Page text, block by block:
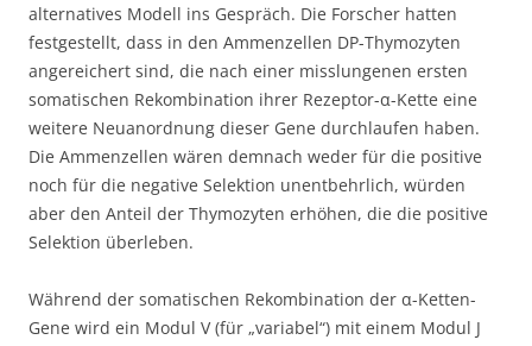
alternatives Modell ins Gespräch. Die Forscher hatten
festgestellt, dass in den Ammenzellen DP-Thymozyten
angereichert sind, die nach einer misslungenen ersten
somatischen Rekombination ihrer Rezeptor-α-Kette eine
weitere Neuanordnung dieser Gene durchlaufen haben.
Die Ammenzellen wären demnach weder für die positive
noch für die negative Selektion unentbehrlich, würden
aber den Anteil der Thymozyten erhöhen, die die positive
Selektion überleben.
Während der somatischen Rekombination der α-Ketten-
Gene wird ein Modul V (für „variabel“) mit einem Modul J